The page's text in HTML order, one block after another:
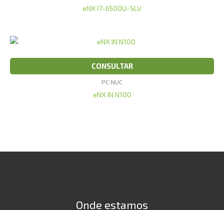
eNX I7-6500U-SLV
CONSULTAR
PC NUC
eNX IN N100
Onde estamos